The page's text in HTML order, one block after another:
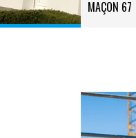
MAÇON 67